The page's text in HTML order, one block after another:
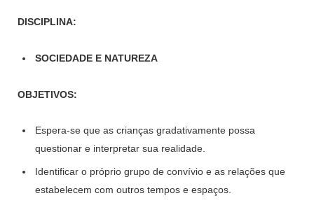
DISCIPLINA:
SOCIEDADE E NATUREZA
OBJETIVOS:
Espera-se que as crianças gradativamente possa
questionar e interpretar sua realidade.
Identificar o próprio grupo de convívio e as relações que
estabelecem com outros tempos e espaços.